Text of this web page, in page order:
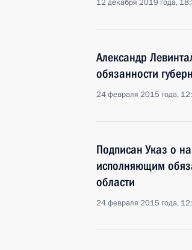
12 декабря 2019 года,
Александр
обязанности
24 февраля 2015 года,
Подписан Указ о
исполняющим
области
24 февраля 2015 года,